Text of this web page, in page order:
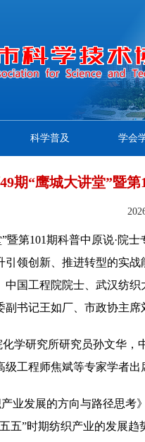
科学普及 学会
期“鹰城大讲堂”暨
暨第101期科普中原说·院
领创新、推进转型的实
国工程院院士、武汉纺
书记王如厂、市政协主席
学研究所研究员孙文华
级工程师焦斌等专家学者出
业发展的方向与路径思
五”时期纺织产业的发展